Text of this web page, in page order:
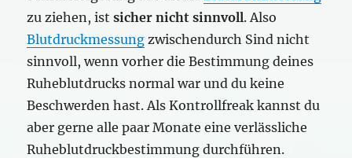
zu ziehen, istsicher nicht sinnvoll. Also
Blutdruckmessung zwischendurch Sind nicht
sinnvoll, wenn vorher die Bestimmung deines
Ruheblutdrucks normal war und du keine
Beschwerden hast. Als Kontrollfreak kannst du
aber gerne alle paar Monate eine verlässliche
Ruheblutdruckbestimmung durchführen.